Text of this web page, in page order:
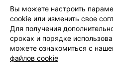
Способы оплаты
Написать
Написать
Персональные
Вы можете настроить
cookie или изменить свое
Для получения
сроках и порядке
можете ознакомиться с
файлов cookie